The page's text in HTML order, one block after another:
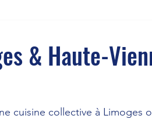
& Haute-
cuisine collective à Limoges